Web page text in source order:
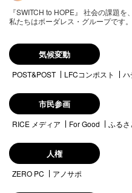
『SWITCH to HOPE』 社会の課題を
私たちはボーダレス・グループです。
気候変動
POST&POST LFCコンポスト ハ
市民参画
RICE メディア For Good ふるさ
人権
ZERO PC アノサポ